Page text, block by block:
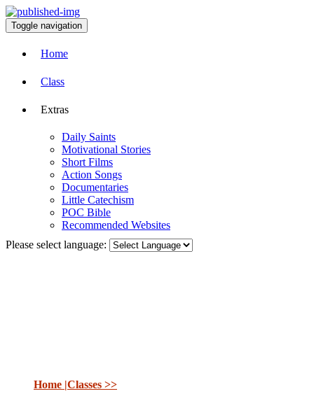
Toggle navigation
Home
Class
Extras
Daily Saints
Motivational Stories
Short Films
Action Songs
Documentaries
Little Catechism
POC Bible
Recommended Websites
Please select language:
Home |Classes >>